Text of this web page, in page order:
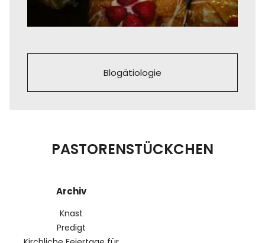
Blogätiologie
PASTORENSTÜCKCHEN
Archiv
Knast
Predigt